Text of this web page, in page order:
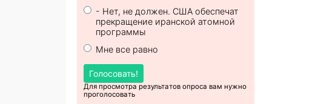
- Нет, не должен. США обеспечат
прекращение иранской атомной
программы
Мне все равно
Голосовать!
Для просмотра результатов опроса вам нужно
проголосовать